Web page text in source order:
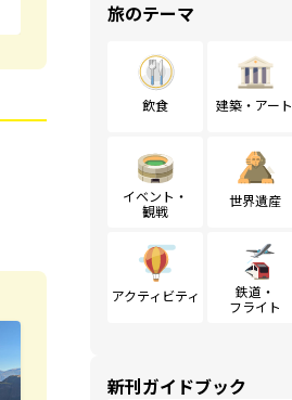
旅のテーマ
飲食 建築・アート
イベント・
観戦
世界遺産
アクティビティ
鉄道・
フライト
新刊ガイドブック